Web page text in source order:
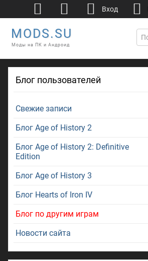
MODS.SU
Моды на ПК и Андроид
Блог пользователей
Свежие записи
Блог Age of History 2
Блог Age of History 2: Definitive
Edition
Блог Age of History 3
Блог Hearts of Iron IV
Блог по другим играм
Новости сайта
Вход